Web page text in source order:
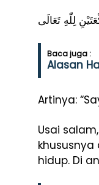
لِلّٰهِ تَعَالَى
Baca juga :
Alasan
Artinya:
Usai
hidup. Di